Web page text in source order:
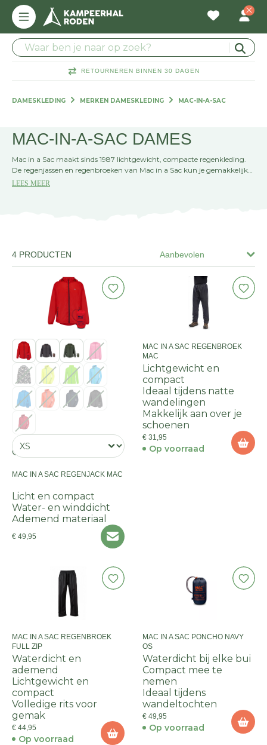
RETOURNEREN BINNEN 30 DAGEN
DAMESKLEDING MERKEN DAMESKLEDING MAC-IN-A-SAC
MAC-IN-A-SAC DAMES
Mac in a Sac maakt sinds 1987 lichtgewicht, compacte regenkleding.
De regenjassen en regenbroeken van Mac in a Sac kun je gemakkelijk
opvouwen en meenemen in een klein zakje. Ideaal voor als je
LEES MEER
Aanbevolen
4 PRODUCTEN
Onze KEUZE
MAC IN A SAC REGENJACK MAC
Licht en compact
Water- en winddicht
Ademend materiaal
€ 49,95
MAC IN A SAC REGENBROEK
MAC
Lichtgewicht en
compact
Ideaal tijdens natte
wandelingen
Makkelijk aan over je
schoenen
€ 31,95
Op voorraad
MAC IN A SAC REGENBROEK
FULL ZIP
Waterdicht en
ademend
Lichtgewicht en
compact
Volledige rits voor
gemak
€ 44,95
Op voorraad
MAC IN A SAC PONCHO NAVY
OS
Waterdicht bij elke bui
Compact mee te
nemen
Ideaal tijdens
wandeltochten
€ 49,95
Op voorraad